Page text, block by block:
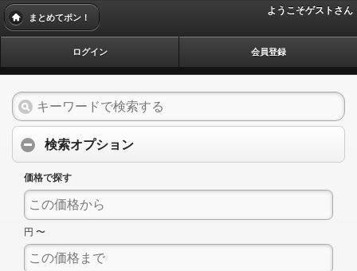
まとめてポン！
ようこそゲストさん
ログイン 会員登録
検索オプション
価格で探す
円 〜